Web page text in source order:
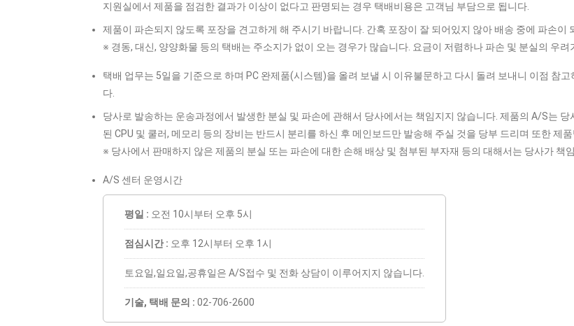
지원실에서 제품을 점검한 결과가 이상이 없다고 판명되는 경우 택배비용은 고객님 부담으로 됩니다.
제품이 파손되지 않도록 포장을 견고하게 해 주시기 바랍니다. 간혹 포장이 잘 되어있지 않아 배송 중에 파손이
※ 경동, 대신, 양양화물 등의 택배는 주소지가 없이 오는 경우가 많습니다. 요금이 저렴하나 파손 및 분실의 우
택배 업무는 5일을 기준으로 하며 PC 완제품(시스템)을 올려 보낼 시 이유불문하고 다시 돌려 보내니 이점 참
다.
당사로 발송하는 운송과정에서 발생한 분실 및 파손에 관해서 당사에서는 책임지지 않습니다. 제품의 A/S는
된 CPU 및 쿨러, 메모리 등의 장비는 반드시 분리를 하신 후 메인보드만 발송해 주실 것을 당부 드리며 또한 제
※ 당사에서 판매하지 않은 제품의 분실 또는 파손에 대한 손해 배상 및 첨부된 부자재 등의 대해서는 당사가 책
A/S 센터 운영시간
평일 : 오전 10시부터 오후 5시
점심시간 : 오후 12시부터 오후 1시
토요일,일요일,공휴일은 A/S접수 및 전화 상담이 이루어지지 않습니다.
기술, 택배 문의 : 02-706-2600